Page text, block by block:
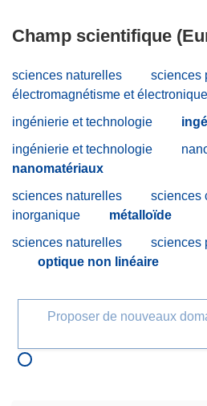
Champ scientifique
sciences naturelles
sciences
électromagnétisme et électronique
ingénierie et technologie
ingénierie et technologie
nanomatériaux
sciences naturelles
sciences
inorganique
métalloïde
sciences naturelles
sciences
optique non linéaire
Proposer de nouveaux